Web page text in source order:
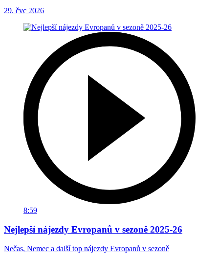
29. čvc 2026
8:59
Nejlepší nájezdy Evropanů v sezoně 2025-26
Nečas, Nemec a další top nájezdy Evropanů v sezoně